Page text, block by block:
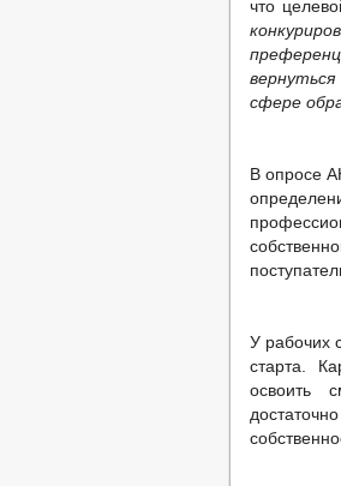
что
сфере
В опросе
У рабочих
старта.
освоить